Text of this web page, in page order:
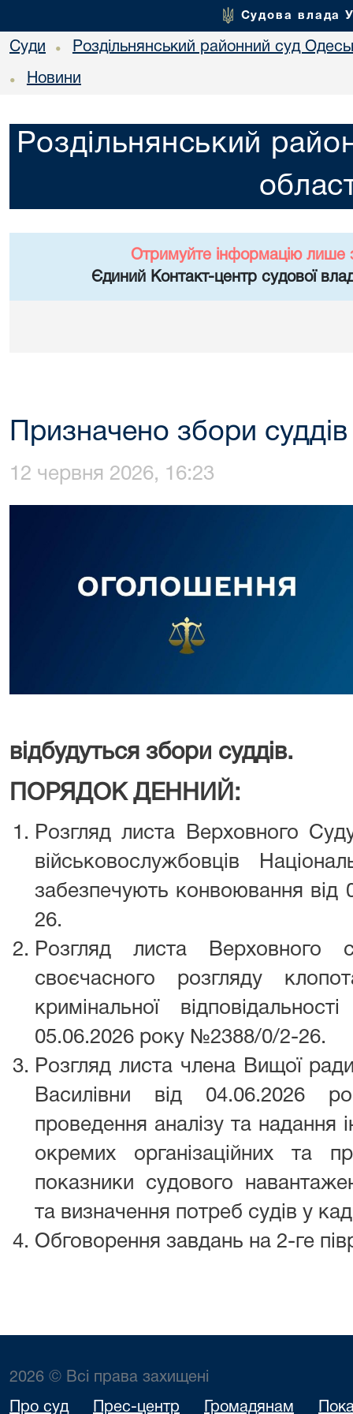
Судова влада
Суди • Роздільнянський районний суд
• Новини
Роздільнянський
Отримуйте інформацію лише
Єдиний Контакт-центр судової
Призначено збори суддів
12 червня 2026, 16:23
відбудуться збори суддів.
ПОРЯДОК ДЕННИЙ:
Розгляд листа Верховного
військовослужбовців
забезпечують конвоювання
26.
Розгляд листа Верховного
своєчасного розгляду
кримінальної
05.06.2026 року №2388/0/2-26.
Розгляд листа члена Вищої
Василівни від 04.06.2026
проведення аналізу та надання
окремих організаційних та
показники судового
та визначення потреб судів у
Обговорення завдань на 2-ге
2026 © Всі права захищені
Про суд Прес-центр Громадянам